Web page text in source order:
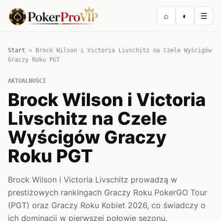
⌕ ◐ ☰
Start »
Brock Wilson i Victoria Livschitz na Czele Wyścigów
Graczy Roku PGT
AKTUALNOŚCI
Brock Wilson i Victoria
Livschitz na Czele
Wyścigów Graczy
Roku PGT
Brock Wilson i Victoria Livschitz prowadzą w
prestiżowych rankingach Graczy Roku PokerGO Tour
(PGT) oraz Graczy Roku Kobiet 2026, co świadczy o
ich dominacji w pierwszej połowie sezonu.